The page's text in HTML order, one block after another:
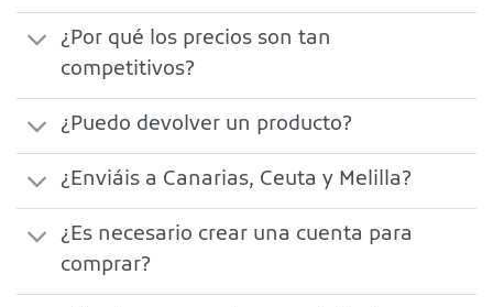
¿Por qué los precios son tan
competitivos?
¿Puedo devolver un producto?
¿Enviáis a Canarias, Ceuta y Melilla?
¿Es necesario crear una cuenta para
comprar?